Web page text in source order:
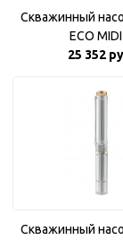
Скважинный
ECO
25 352
Скважинный